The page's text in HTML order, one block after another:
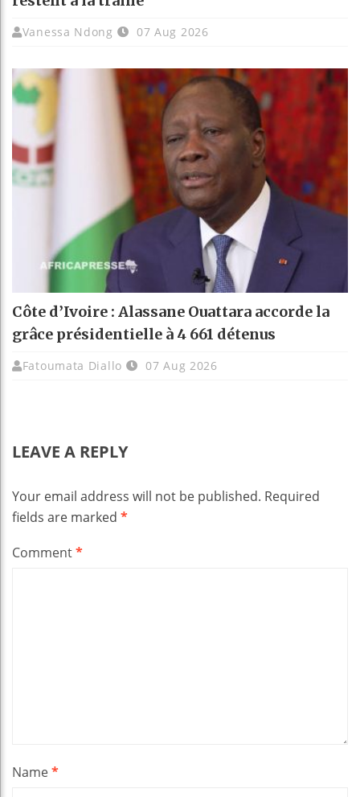
Vanessa Ndong 07 Aug 2026
Côte d’Ivoire : Alassane Ouattara accorde la
grâce présidentielle à 4 661 détenus
Fatoumata Diallo 07 Aug 2026
LEAVE A REPLY
Your email address will not be published. Required
fields are marked *
Comment*
Name*